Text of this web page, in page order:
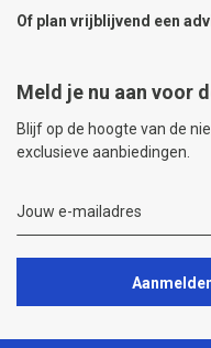
Of plan vrijblijvend een
Meld je nu aan voor
Blijf op de hoogte van de
exclusieve aanbiedingen.